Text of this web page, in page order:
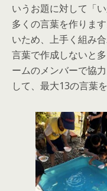
いうお題に対して「
多くの言葉を作りま
いため、上手く組み
言葉で作成しないと
ームのメンバーで協
して、最大13の言葉